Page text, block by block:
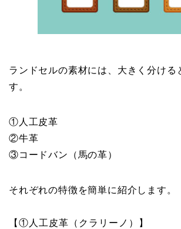
ランドセルの素材には、大きく分ける
す。
①人工皮革
②牛革
③コードバン（馬の革）
それぞれの特徴を簡単に紹介します。
【①人工皮革（クラリーノ）】